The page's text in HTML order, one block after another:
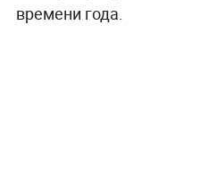
времени года.